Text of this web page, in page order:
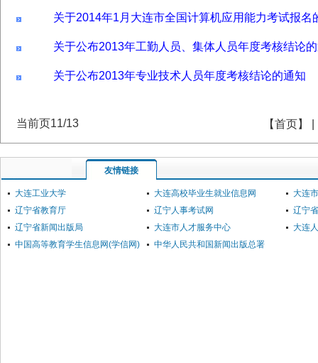
关于2014年1月大连市全国计算机应用能力考试报名
关于公布2013年工勤人员、集体人员年度考核结论
关于公布2013年专业技术人员年度考核结论的通知
当前页11/13 【首页】
友情链接
大连工业大学 大连高校毕业生就业信息网
大连
辽宁省教育厅
辽宁人事考试网
辽宁
辽宁省新闻出版局
大连市人才服务中心
大连
中国高等教育学生信息网(学信网)
中华人民共和国新闻出版总署